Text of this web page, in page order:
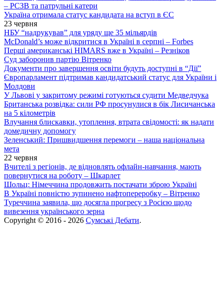
– РСЗВ та патрульні катери
Україна отримала статус кандидата на вступ в ЄС
23 червня
НБУ “надрукував” для уряду ще 35 мільярдів
McDonald’s може відкритися в Україні в серпні – Forbes
Перші американські HIMARS вже в Україні – Резніков
Суд заборонив партію Вітренко
Документи про завершення освіти будуть доступні в “Дії”
Європарламент підтримав кандидатський статус для України і
Молдови
У Львові у закритому режимі готуються судити Медведчука
Британська розвідка: сили РФ просунулися в бік Лисичанська
на 5 кілометрів
Влучання блискавки, утоплення, втрата свідомості: як надати
домедичну допомогу
Зеленський: Пришвидшення перемоги – наша національна
мета
22 червня
Вчителі з регіонів, де відновлять офлайн-навчання, мають
повернутися на роботу – Шкарлет
Шольц: Німеччина продовжить постачати зброю Україні
В Україні повністю зупинено нафтопереробку – Вітренко
Туреччина заявила, що досягла прогресу з Росією щодо
вивезення українського зерна
Copyright © 2016 - 2026 Сумські Дебати.